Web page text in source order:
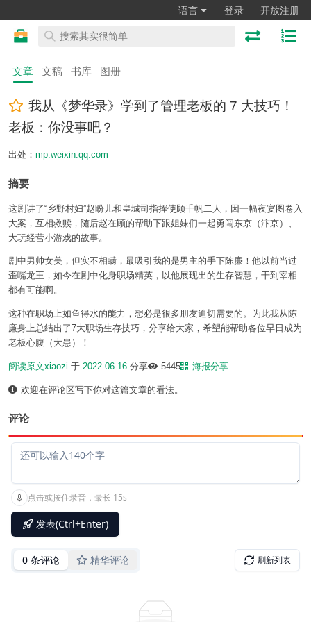
语言 登录 开放注册
文章 文稿 书库 图册
我从《梦华录》学到了管理老板的 7 大技巧！
老板：你没事吧？
出处： mp.weixin.qq.com
摘要
这剧讲了“乡野村妇”赵盼儿和皇城司指挥使顾千帆二人，因一幅夜宴图卷入
大案，互相救赎，随后赵在顾的帮助下跟姐妹们一起勇闯东京（汴京）、
大玩经营小游戏的故事。
剧中男帅女美，但实不相瞒，最吸引我的是男主的手下陈廉！他以前当过
歪嘴龙王，如今在剧中化身职场精英，以他展现出的生存智慧，干到宰相
都有可能啊。
这种在职场上如鱼得水的能力，想必是很多朋友迫切需要的。为此我从陈
廉身上总结出了7大职场生存技巧，分享给大家，希望能帮助各位早日成为
老板心腹（大患）！
阅读原文xiaozi 于 2022-06-16 分享 5445 海报分享
欢迎在评论区写下你对这篇文章的看法。
评论